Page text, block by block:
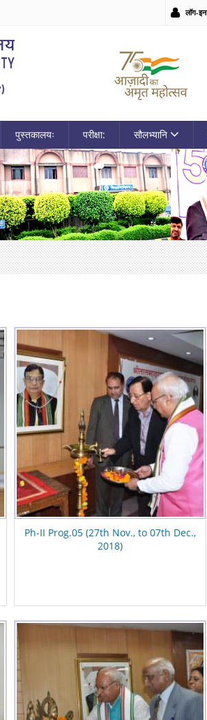
लॉग-इन
पुस्तकालयः परीक्षा: सौलभ्यानि
Ph-II Prog.05 (27th Nov., to 07th Dec.,
2018)